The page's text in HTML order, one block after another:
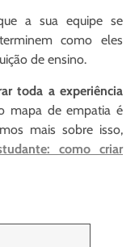
a sua equipe se
como eles
de ensino.
toda a experiência
mapa de empatia é
mais sobre isso,
como criar